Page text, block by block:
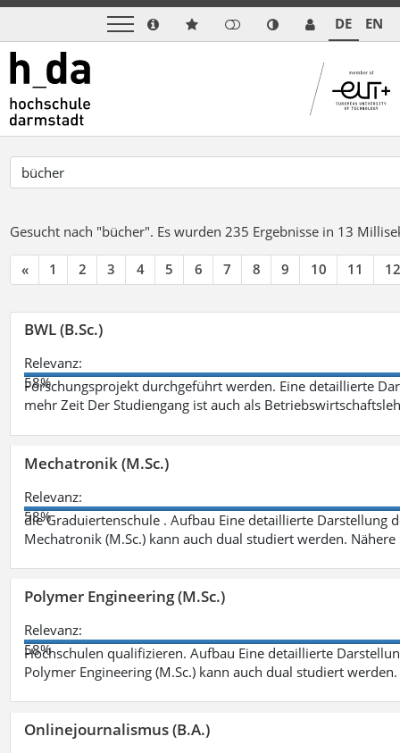
DE EN
Gesucht nach "bücher". Es wurden 235 Ergebnisse in 13
« 1 2 3 4 5 6 7 8 9 10 11 12
BWL (B.Sc.)
Relevanz:
58%
Forschungsprojekt durchgeführt werden. Eine detaillierte
mehr Zeit Der Studiengang ist auch als
Mechatronik (M.Sc.)
Relevanz:
58%
die Graduiertenschule . Aufbau Eine detaillierte Darstellung
Mechatronik (M.Sc.) kann auch dual studiert werden.
Polymer Engineering (M.Sc.)
Relevanz:
58%
Hochschulen qualifizieren. Aufbau Eine detaillierte
Polymer Engineering (M.Sc.) kann auch dual studiert
Onlinejournalismus (B.A.)